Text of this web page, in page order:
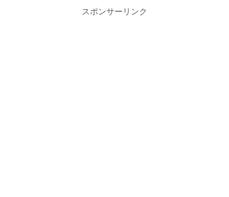
スポンサーリンク